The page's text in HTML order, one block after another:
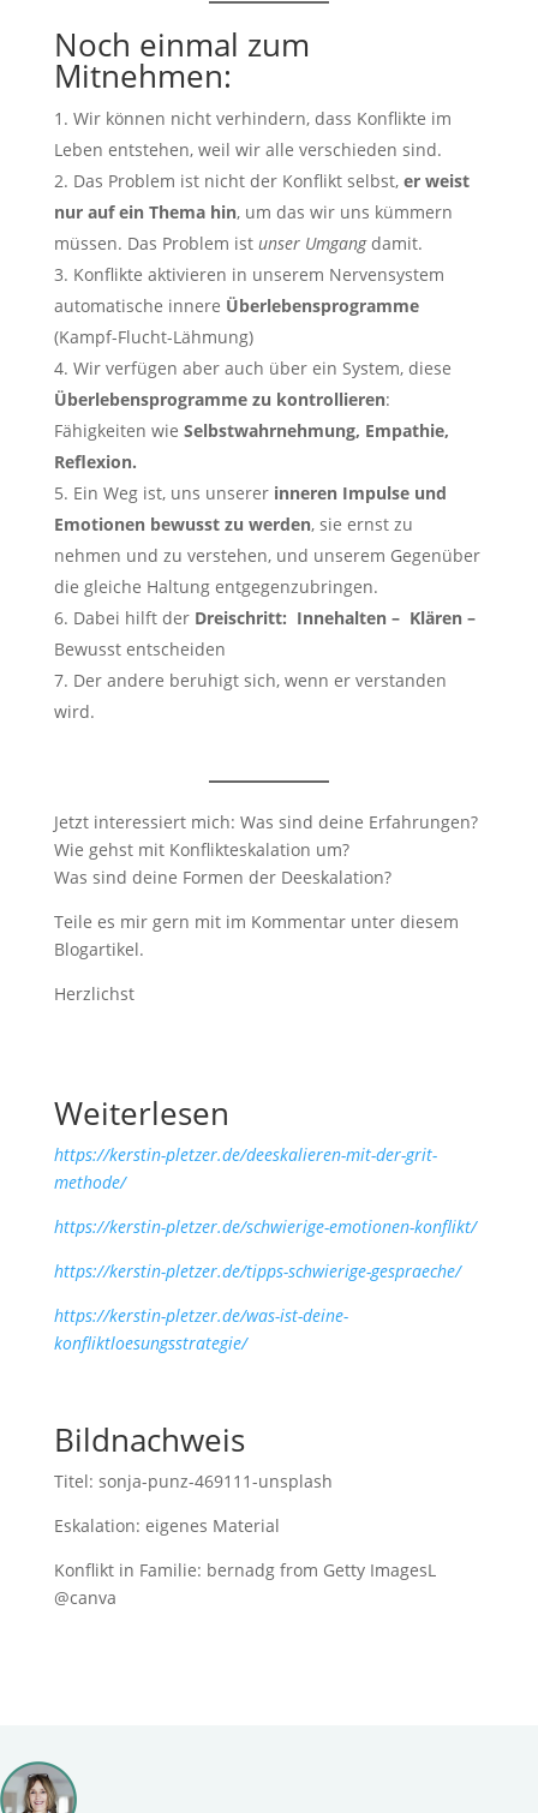
Noch einmal zum
Mitnehmen:
Wir können nicht verhindern, dass Konflikte im
Leben entstehen, weil wir alle verschieden sind.
Das Problem ist nicht der Konflikt selbst,er weist
nur auf ein Thema hin, um das wir uns kümmern
müssen. Das Problem ist unser Umgangdamit.
Konflikte aktivieren in unserem Nervensystem
automatische innere Überlebensprogramme
(Kampf-Flucht-Lähmung)
Wir verfügen aber auch über ein System, diese
Überlebensprogramme zu kontrollieren:
Fähigkeiten wie Selbstwahrnehmung, Empathie,
Reflexion.
Ein Weg ist, uns unserer inneren Impulse und
Emotionen bewusst zu werden, sie ernst zu
nehmen und zu verstehen, und unserem Gegenüber
die gleiche Haltung entgegenzubringen.
Dabei hilft der Dreischritt: Innehalten – Klären –
Bewusst entscheiden
Der andere beruhigt sich, wenn er verstanden
wird.
Jetzt interessiert mich: Was sind deine Erfahrungen?
Wie gehst mit Konflikteskalation um?
Was sind deine Formen der Deeskalation?
Teile es mir gern mit im Kommentar unter diesem
Blogartikel.
Herzlichst
Weiterlesen
https://kerstin-pletzer.de/deeskalieren-mit-der-grit-
methode/
https://kerstin-pletzer.de/schwierige-emotionen-konflikt/
https://kerstin-pletzer.de/tipps-schwierige-gespraeche/
https://kerstin-pletzer.de/was-ist-deine-
konfliktloesungsstrategie/
Bildnachweis
Titel: sonja-punz-469111-unsplash
Eskalation: eigenes Material
Konflikt in Familie: bernadg from Getty ImagesL
@canva